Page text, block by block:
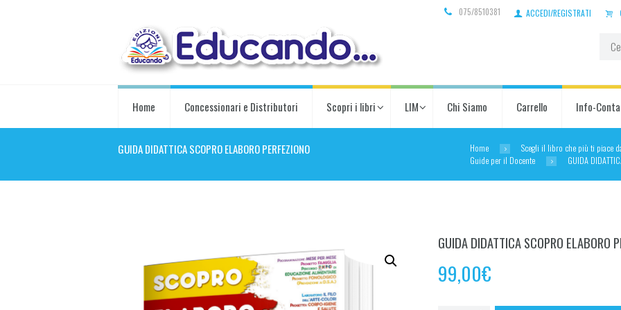
075/8510381 ACCEDI/REGISTRATI
Home Concessionari e Distributori Scopri i libri LIM Chi Siamo Carrello Info-
GUIDA DIDATTICA SCOPRO ELABORO PERFEZIONO Home
Scegli il libro che più ti piace
Guide per il Docente
GUIDA
GUIDA DIDATTICA SCOPRO ELABORO
99,00€